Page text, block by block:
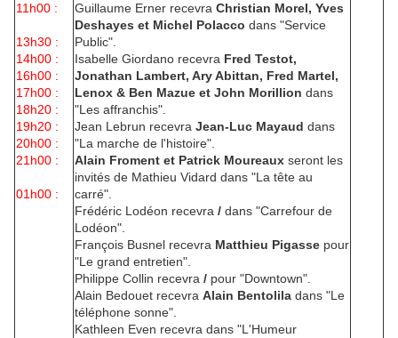
11h00 :
13h30 :
14h00 :
16h00 :
17h00 :
18h20 :
19h20 :
20h00 :
21h00 :
01h00 :
Guillaume Erner recevra Christian Morel, Yves
Deshayes et Michel Polacco dans "Service
Public".
Isabelle Giordano recevra Fred Testot,
Jonathan Lambert, Ary Abittan, Fred Martel,
Lenox & Ben Mazue et John Morillion dans
"Les affranchis".
Jean Lebrun recevra Jean-Luc Mayaud dans
"La marche de l'histoire".
Alain Froment et Patrick Moureaux seront les
invités de Mathieu Vidard dans "La tête au
carré".
Frédéric Lodéon recevra / dans "Carrefour de
Lodéon".
François Busnel recevra Matthieu Pigasse pour
"Le grand entretien".
Philippe Collin recevra / pour "Downtown".
Alain Bedouet recevra Alain Bentolila dans "Le
téléphone sonne".
Kathleen Even recevra dans "L'Humeur